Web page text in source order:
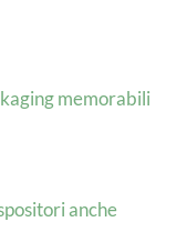
memorabili
anche